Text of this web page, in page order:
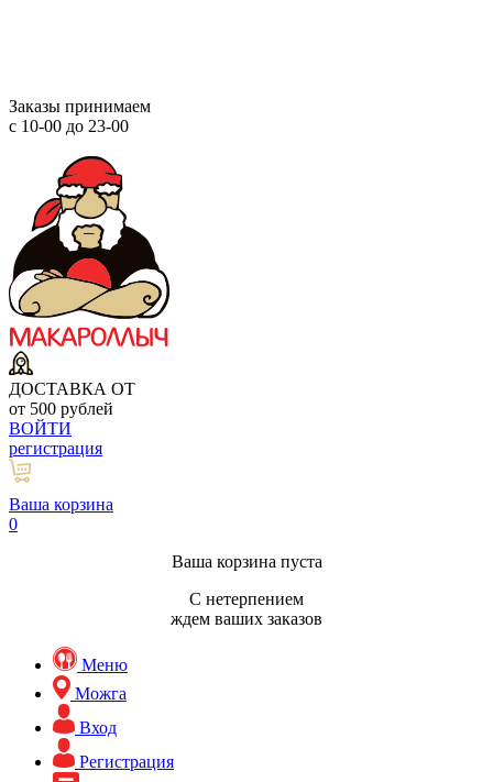
Заказы принимаем
с 10-00 до 23-00
ДОСТАВКА ОТ
от 500 рублей
ВОЙТИ
регистрация
Ваша корзина
0
Ваша корзина пуста
С нетерпением
ждем ваших заказов
Меню
Можга
Вход
Регистрация